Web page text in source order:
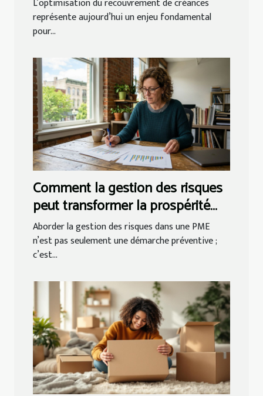
L’optimisation du recouvrement de créances
représente aujourd’hui un enjeu fondamental
pour...
Comment la gestion des risques
peut transformer la prospérité
des PME ?
Aborder la gestion des risques dans une PME
n’est pas seulement une démarche préventive ;
c’est...